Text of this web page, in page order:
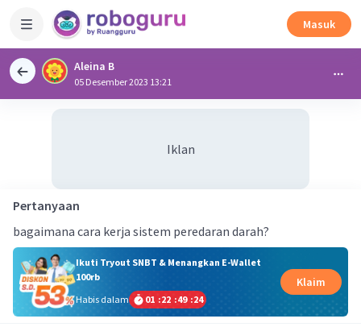
Masuk
Aleina B
05 Desember 2023 13:21
Iklan
Pertanyaan
bagaimana cara kerja sistem peredaran darah?
Ikuti Tryout SNBT & Menangkan E-Wallet
100rb
Habis dalam
01 :22 :49 :24
Klaim